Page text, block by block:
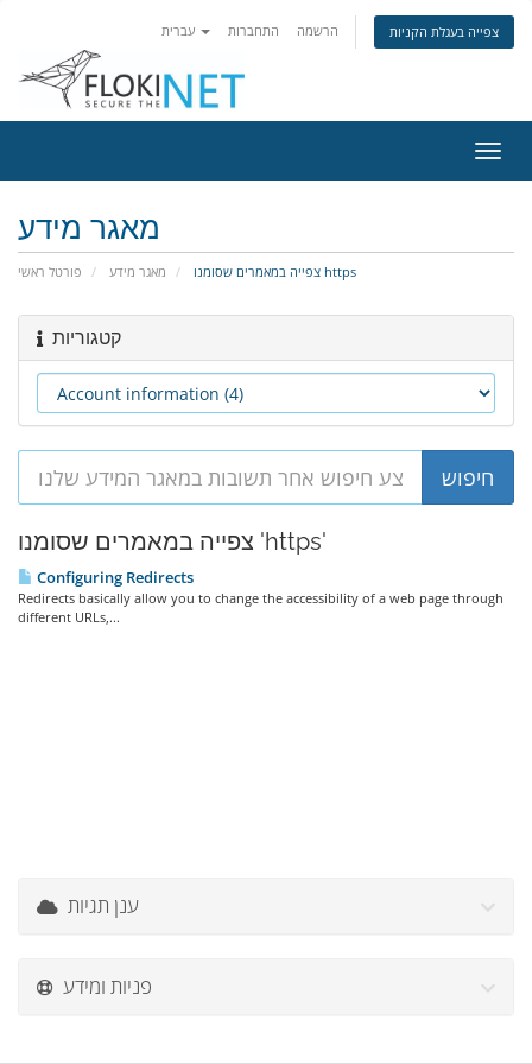
התחברות הרשמה צפייה בעגלת הקניות
ניווט
מאגר מידע
פורטל ראשי מאגר מידע צפייה במאמרים שסומנו https
קטגוריות
צפייה במאמרים שסומנו 'https'
Configuring Redirects
Redirects basically allow you to change the accessibility of a web page through
different URLs,...
ענן תגיות
פניות ומידע